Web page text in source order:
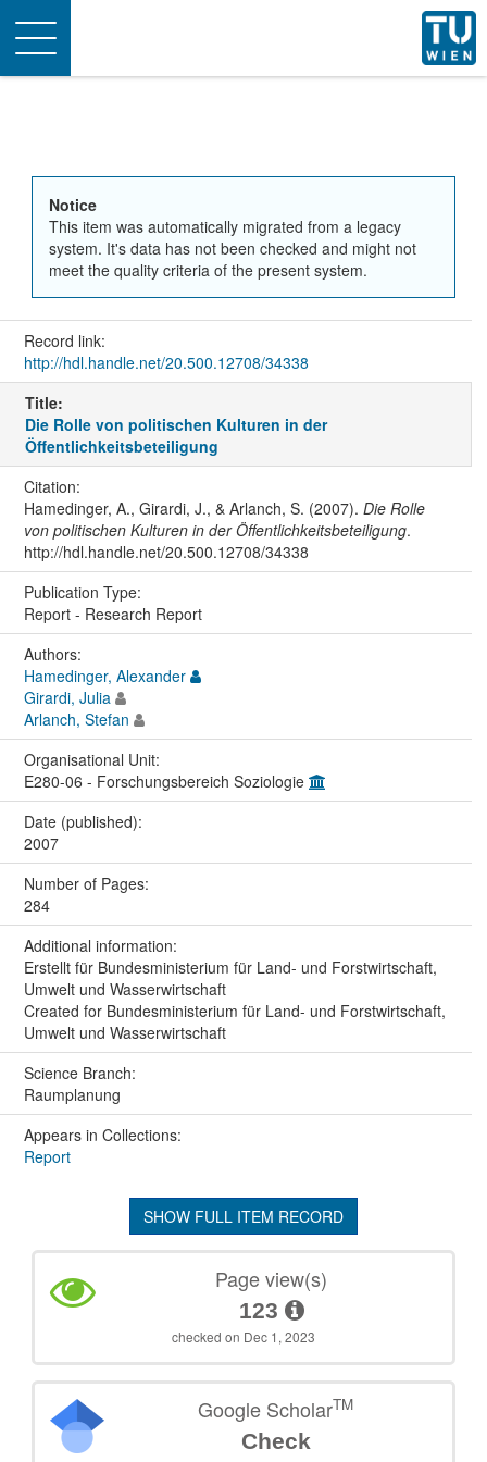
Toggle
navigation
Notice
This item was automatically migrated from a legacy
system. It's data has not been checked and might not
meet the quality criteria of the present system.
Record link:
http://hdl.handle.net/20.500.12708/34338
Title:
Die Rolle von politischen Kulturen in der
Öffentlichkeitsbeteiligung
Citation:
Hamedinger, A., Girardi, J., & Arlanch, S. (2007). Die Rolle
von politischen Kulturen in der Öffentlichkeitsbeteiligung.
http://hdl.handle.net/20.500.12708/34338
Publication Type:
Report - Research Report
Authors:
Hamedinger, Alexander
Girardi, Julia
Arlanch, Stefan
Organisational Unit:
E280-06 - Forschungsbereich Soziologie
Date (published):
2007
Number of Pages:
284
Additional information:
Erstellt für Bundesministerium für Land- und Forstwirtschaft,
Umwelt und Wasserwirtschaft
Created for Bundesministerium für Land- und Forstwirtschaft,
Umwelt und Wasserwirtschaft
Science Branch:
Raumplanung
Appears in Collections:
Report
SHOW FULL ITEM RECORD
Page view(s)
123
checked on Dec 1, 2023
Google ScholarTM
Check